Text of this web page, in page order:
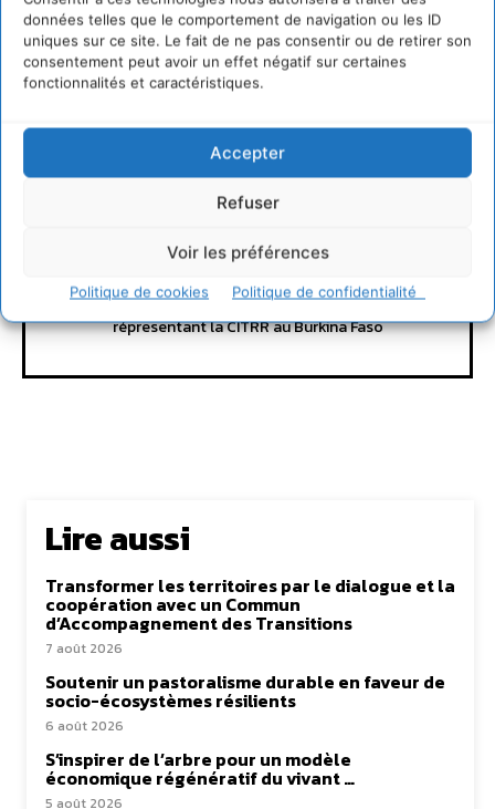
données telles que le comportement de navigation ou les ID
uniques sur ce site. Le fait de ne pas consentir ou de retirer son
consentement peut avoir un effet négatif sur certaines
fonctionnalités et caractéristiques.
Accepter
Refuser
Voir les préférences
Politique de cookies Politique de confidentialité
Raogo Jean
Permaculture
Itinerante
http://www.permaculture-itinerante.org
Je suis initiateur du projet éco village éco tourisme,
agroécologie, centre de formation en permaculture.
Fondateur de l'asso Itinerance Burkina Faso /
Permaculture Itinerante France Ambassadeur
répresentant la CITRR au Burkina Faso
Lire aussi
Transformer les territoires par le dialogue et la
coopération avec un Commun
d’Accompagnement des Transitions
7 août 2026
Soutenir un pastoralisme durable en faveur de
socio-écosystèmes résilients
6 août 2026
S’inspirer de l’arbre pour un modèle
économique régénératif du vivant …
5 août 2026